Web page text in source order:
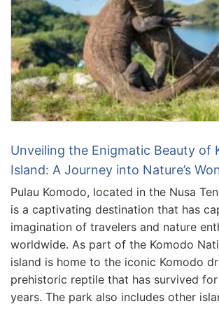
Unveiling the Enigmatic Beauty of
Island: A Journey into Nature’s
Pulau Komodo, located in the Nusa
is a captivating destination that has
imagination of travelers and nature
worldwide. As part of the Komodo
island is home to the iconic Komodo
prehistoric reptile that has survived
years. The park also includes other